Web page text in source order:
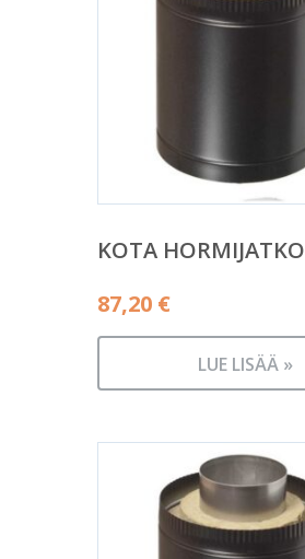
KOTA HORMIJATKO
87,20 €
LUE LISÄÄ »